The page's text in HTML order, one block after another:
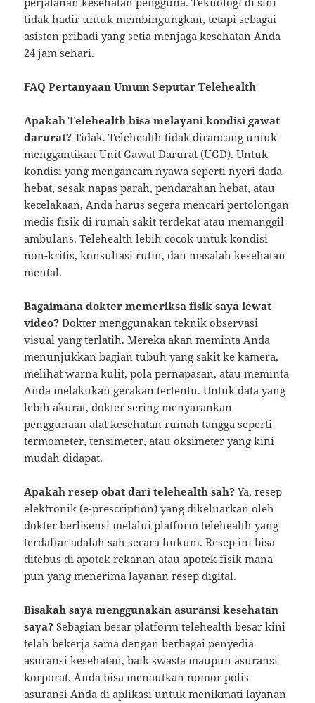
tidak hadir untuk membingungkan, tetapi sebagai
asisten pribadi yang setia menjaga kesehatan Anda
24 jam sehari.
FAQ Pertanyaan Umum Seputar Telehealth
Apakah Telehealth bisa melayani kondisi gawat
darurat? Tidak. Telehealth tidak dirancang untuk
menggantikan Unit Gawat Darurat (UGD). Untuk
kondisi yang mengancam nyawa seperti nyeri dada
hebat, sesak napas parah, pendarahan hebat, atau
kecelakaan, Anda harus segera mencari pertolongan
medis fisik di rumah sakit terdekat atau memanggil
ambulans. Telehealth lebih cocok untuk kondisi
non-kritis, konsultasi rutin, dan masalah kesehatan
mental.
Bagaimana dokter memeriksa fisik saya lewat
video? Dokter menggunakan teknik observasi
visual yang terlatih. Mereka akan meminta Anda
menunjukkan bagian tubuh yang sakit ke kamera,
melihat warna kulit, pola pernapasan, atau meminta
Anda melakukan gerakan tertentu. Untuk data yang
lebih akurat, dokter sering menyarankan
penggunaan alat kesehatan rumah tangga seperti
termometer, tensimeter, atau oksimeter yang kini
mudah didapat.
Apakah resep obat dari telehealth sah? Ya, resep
elektronik (e-prescription) yang dikeluarkan oleh
dokter berlisensi melalui platform telehealth yang
terdaftar adalah sah secara hukum. Resep ini bisa
ditebus di apotek rekanan atau apotek fisik mana
pun yang menerima layanan resep digital.
Bisakah saya menggunakan asuransi kesehatan
saya? Sebagian besar platform telehealth besar kini
telah bekerja sama dengan berbagai penyedia
asuransi kesehatan, baik swasta maupun asuransi
korporat. Anda bisa menautkan nomor polis
asuransi Anda di aplikasi untuk menikmati layanan